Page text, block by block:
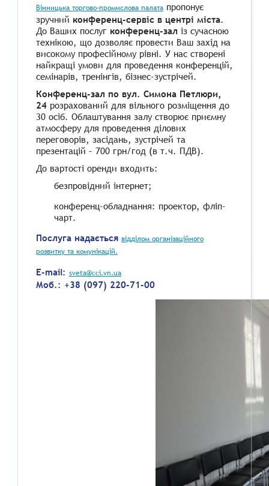
Вінницька торгово-промислова палата пропонує
зручний конференц-сервіс в центрі міста.
До Ваших послуг конференц-зал із сучасною
технікою, що дозволяє провести Ваш захід на
високому професійному рівні. У нас створені
найкращі умови для проведення конференцій,
семінарів, тренінгів, бізнес-зустрічей.
Конференц-зал по вул. Симона Петлюри,
24 розрахований для вільного розміщення до
30 осіб. Облаштування залу створює приємну
атмосферу для проведення ділових
переговорів, засідань, зустрічей та
презентацій – 700 грн/год (в т.ч. ПДВ).
До вартості оренди входить:
безпровідний інтернет;
конференц-обладнання: проектор, фліп-
чарт.
Послуга надається відділом організаційного
розвитку та комунікацій.
E-mail: sveta@cci.vn.ua
Моб.: +38 (097) 220-71-00